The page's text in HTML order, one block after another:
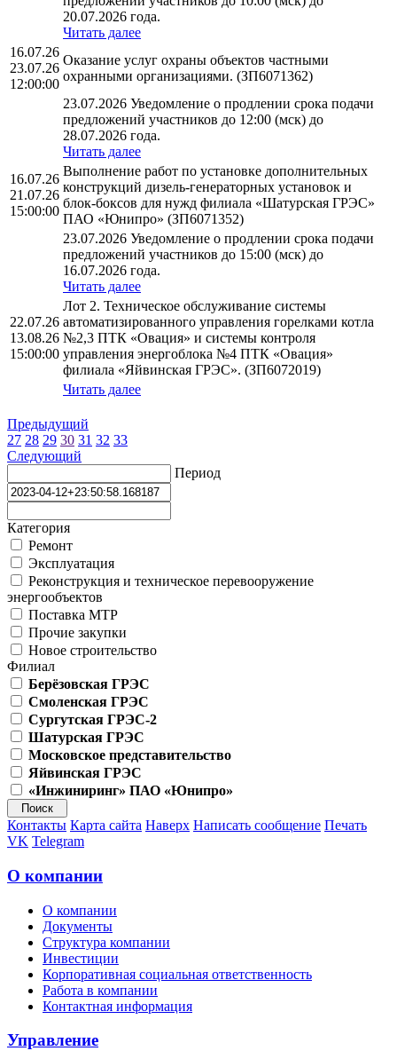
20.07.2026 года.
Читать далее
16.07.26
23.07.26
12:00:00
Оказание услуг охраны объектов частными
охранными организациями. (ЗП6071362)
23.07.2026 Уведомление о продлении срока подачи
предложений участников до 12:00 (мск) до
28.07.2026 года.
Читать далее
16.07.26
21.07.26
15:00:00
Выполнение работ по установке дополнительных
конструкций дизель-генераторных установок и
блок-боксов для нужд филиала «Шатурская ГРЭС»
ПАО «Юнипро» (ЗП6071352)
23.07.2026 Уведомление о продлении срока подачи
предложений участников до 15:00 (мск) до
16.07.2026 года.
Читать далее
22.07.26
13.08.26
15:00:00
Лот 2. Техническое обслуживание системы
автоматизированного управления горелками котла
№2,3 ПТК «Овация» и системы контроля
управления энергоблока №4 ПТК «Овация»
филиала «Яйвинская ГРЭС». (ЗП6072019)
Читать далее
Предыдущий
27 28 29 30 31 32 33
Следующий
Период
Категория
Ремонт
Эксплуатация
Реконструкция и техническое перевооружение
энергообъектов
Поставка МТР
Прочие закупки
Новое строительство
Филиал
Берёзовская ГРЭС
Смоленская ГРЭС
Сургутская ГРЭС-2
Шатурская ГРЭС
Московское представительство
Яйвинская ГРЭС
«Инжиниринг» ПАО «Юнипро»
Контакты Карта сайта Наверх Написать сообщение Печать
VK Telegram
О компании
О компании
Документы
Структура компании
Инвестиции
Корпоративная социальная ответственность
Работа в компании
Контактная информация
Управление